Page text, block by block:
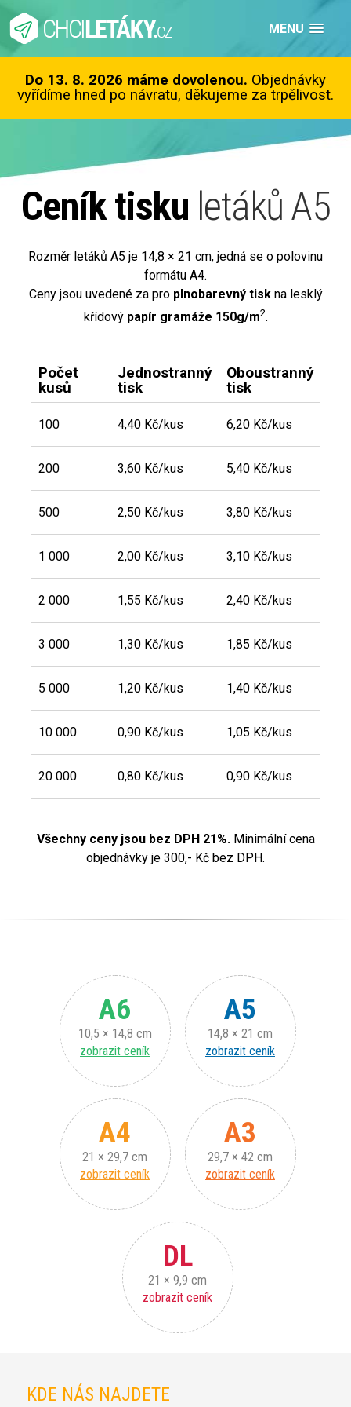
MENU
Do 13. 8. 2026 máme dovolenou. Objednávky
vyřídíme hned po návratu, děkujeme za trpělivost.
Ceník tisku letáků A5
Rozměr letáků A5 je 14,8 × 21 cm, jedná se o polovinu
formátu A4.
Ceny jsou uvedené za pro plnobarevný tiskna lesklý
křídový papír gramáže 150g/m2.
Počet
kusů
Jednostranný
tisk
Oboustranný
tisk
100 4,40 Kč/kus 6,20 Kč/kus
200 3,60 Kč/kus 5,40 Kč/kus
500 2,50 Kč/kus 3,80 Kč/kus
1 000 2,00 Kč/kus 3,10 Kč/kus
2 000 1,55 Kč/kus 2,40 Kč/kus
3 000 1,30 Kč/kus 1,85 Kč/kus
5 000 1,20 Kč/kus 1,40 Kč/kus
10 000 0,90 Kč/kus 1,05 Kč/kus
20 000 0,80 Kč/kus 0,90 Kč/kus
Všechny ceny jsou bez DPH 21%. Minimální cena
objednávky je 300,- Kč bez DPH.
A6
10,5 × 14,8 cm
zobrazit ceník
A5
14,8 × 21 cm
zobrazit ceník
A4
21 × 29,7 cm
zobrazit ceník
A3
29,7 × 42 cm
zobrazit ceník
DL
21 × 9,9 cm
zobrazit ceník
KDE NÁS NAJDETE